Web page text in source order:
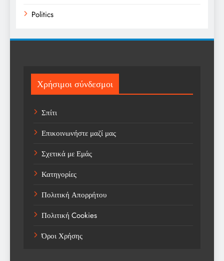
Politics
Sports
Technology
Trending
Weather
Αγορά
Αγορά Εργασίας
Αγροτικά Νέα
Αεροπορία
Αθλήματα
Χρήσιμοι σύνδεσμοι
Σπίτι
Επικοινωνήστε μαζί μας
Σχετικά με Εμάς
Κατηγορίες
Πολιτική Απορρήτου
Πολιτική Cookies
Όροι Χρήσης